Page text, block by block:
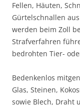
Fellen, Häuten,
Gürtelschnallen
werden beim Zoll
Strafverfahren
bedrohten Tier-
Bedenkenlos
Glas, Steinen,
sowie Blech, Draht